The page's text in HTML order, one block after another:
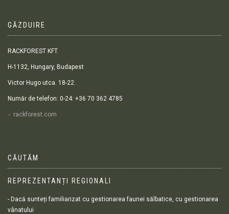
GĂZDUIRE
RACKFOREST KFT.
H-1132, Hungary, Budapest
Victor Hugo utca. 18-22.
Număr de telefon: 0-24: +36 70 362 4785
rackforest.com
CĂUTĂM
REPREZENTANȚI REGIONALI
- Dacă sunteți familiarizat cu gestionarea faunei sălbatice, cu gestionarea
vânatului